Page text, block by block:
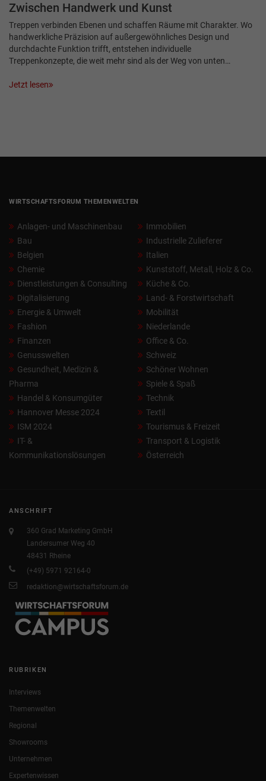
Zwischen Hand­werk und Kunst
Treppen verbinden Ebenen und schaffen Räume mit Charakter. Wo
handwerkliche Präzision auf außergewöhnliches Design und
durchdachte Funktion trifft, entstehen individuelle
Treppenkonzepte, die weit mehr sind als der Weg von unten…
Jetzt lesen
WIRTSCHAFTSFORUM THEMENWELTEN
Anlagen- und Maschinenbau
Bau
Belgien
Chemie
Dienstleistungen & Consulting
Digitalisierung
Energie & Umwelt
Fashion
Finanzen
Genusswelten
Gesundheit, Medizin &
Pharma
Handel & Konsumgüter
Hannover Messe 2024
ISM 2024
IT- &
Kommunikationslösungen
Immobilien
Industrielle Zulieferer
Italien
Kunststoff, Metall, Holz & Co.
Küche & Co.
Land- & Forstwirtschaft
Mobilität
Niederlande
Office & Co.
Schweiz
Schöner Wohnen
Spiele & Spaß
Technik
Textil
Tourismus & Freizeit
Transport & Logistik
Österreich
ANSCHRIFT
360 Grad Marketing GmbH
Landersumer Weg 40
48431 Rheine
(+49) 5971 92164-0
redaktion@wirtschaftsforum.de
RUBRIKEN
Interviews
Themenwelten
Regional
Showrooms
Unternehmen
Expertenwissen